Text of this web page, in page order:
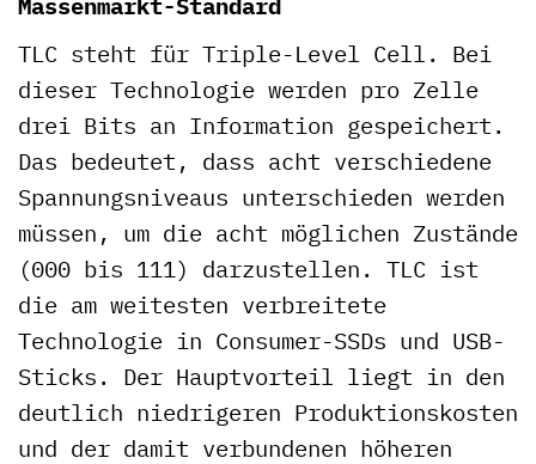
TLC steht für Triple-Level Cell. Bei
dieser Technologie werden pro Zelle
drei Bits an Information gespeichert.
Das bedeutet, dass acht verschiedene
Spannungsniveaus unterschieden werden
müssen, um die acht möglichen Zustände
(000 bis 111) darzustellen. TLC ist
die am weitesten verbreitete
Technologie in Consumer-SSDs und USB-
Sticks. Der Hauptvorteil liegt in den
deutlich niedrigeren Produktionskosten
und der damit verbundenen höheren